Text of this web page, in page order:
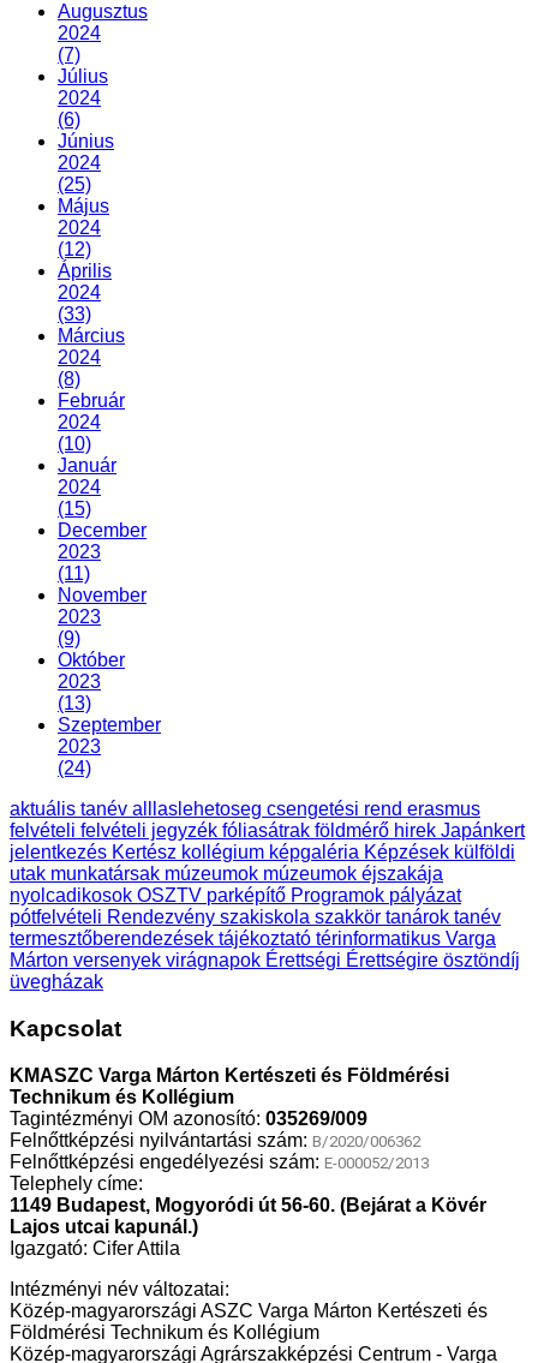
Augusztus
2024
(7)
Július
2024
(6)
Június
2024
(25)
Május
2024
(12)
Április
2024
(33)
Március
2024
(8)
Február
2024
(10)
Január
2024
(15)
December
2023
(11)
November
2023
(9)
Október
2023
(13)
Szeptember
2023
(24)
aktuális tanév alllaslehetoseg csengetési rend erasmus
felvételi felvételi jegyzék fóliasátrak földmérő hirek Japánkert
jelentkezés Kertész kollégium képgaléria Képzések külföldi
utak munkatársak múzeumok múzeumok éjszakája
nyolcadikosok OSZTV parképítő Programok pályázat
pótfelvételi Rendezvény szakiskola szakkör tanárok tanév
termesztőberendezések tájékoztató térinformatikus Varga
Márton versenyek virágnapok Érettségi Érettségire ösztöndíj
üvegházak
Kapcsolat
KMASZC Varga Márton Kertészeti és Földmérési
Technikum és Kollégium
Tagintézményi OM azonosító: 035269/009
Felnőttképzési nyilvántartási szám: B/2020/006362
Felnőttképzési engedélyezési szám: E-000052/2013
Telephely címe:
1149 Budapest, Mogyoródi út 56-60. (Bejárat a Kövér
Lajos utcai kapunál.)
Igazgató: Cifer Attila
Intézményi név változatai:
Közép-magyarországi ASZC Varga Márton Kertészeti és
Földmérési Technikum és Kollégium
Közép-magyarországi Agrárszakképzési Centrum - Varga